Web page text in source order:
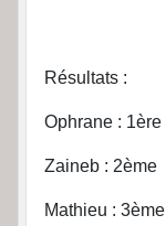
Résultats :
Ophrane : 1ère
Zaineb : 2ème
Mathieu : 3ème